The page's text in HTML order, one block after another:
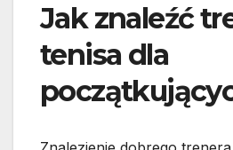
Jak znaleźć
tenisa dla